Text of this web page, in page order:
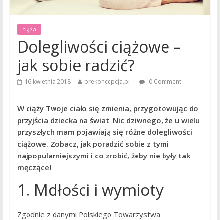
ciąża
Dolegliwości ciążowe –
jak sobie radzić?
16 kwietnia 2018 prekoncepcja.pl 0 Comment
W ciąży Twoje ciało się zmienia, przygotowując do
przyjścia dziecka na świat. Nic dziwnego, że u wielu
przyszłych mam pojawiają się różne dolegliwości
ciążowe. Zobacz, jak poradzić sobie z tymi
najpopularniejszymi i co zrobić, żeby nie były tak
męczące!
1. Mdłości i wymioty
Zgodnie z danymi Polskiego Towarzystwa